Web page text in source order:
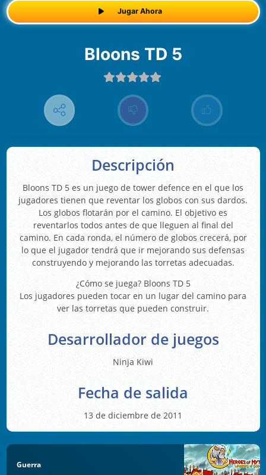
Jugar Ahora
Bloons TD 5
Descripción
Bloons TD 5 es un juego de tower defence en el que los
jugadores tienen que reventar los globos con sus dardos.
Los globos flotarán por el camino. El objetivo es
reventarlos todos antes de que lleguen al final del
camino. En cada ronda, el número de globos crecerá, por
lo que el jugador tendrá que ir mejorando sus defensas
construyendo y mejorando las torretas adecuadas.
¿Cómo se juega? Bloons TD 5
Los jugadores pueden tocar en un lugar del camino para
ver las torretas que pueden construir.
Desarrollador de juegos
Ninja Kiwi
Fecha de salida
13 de diciembre de 2011
Guerra